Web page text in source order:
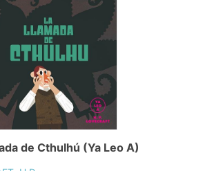
de Cthulhú (Ya Leo A)